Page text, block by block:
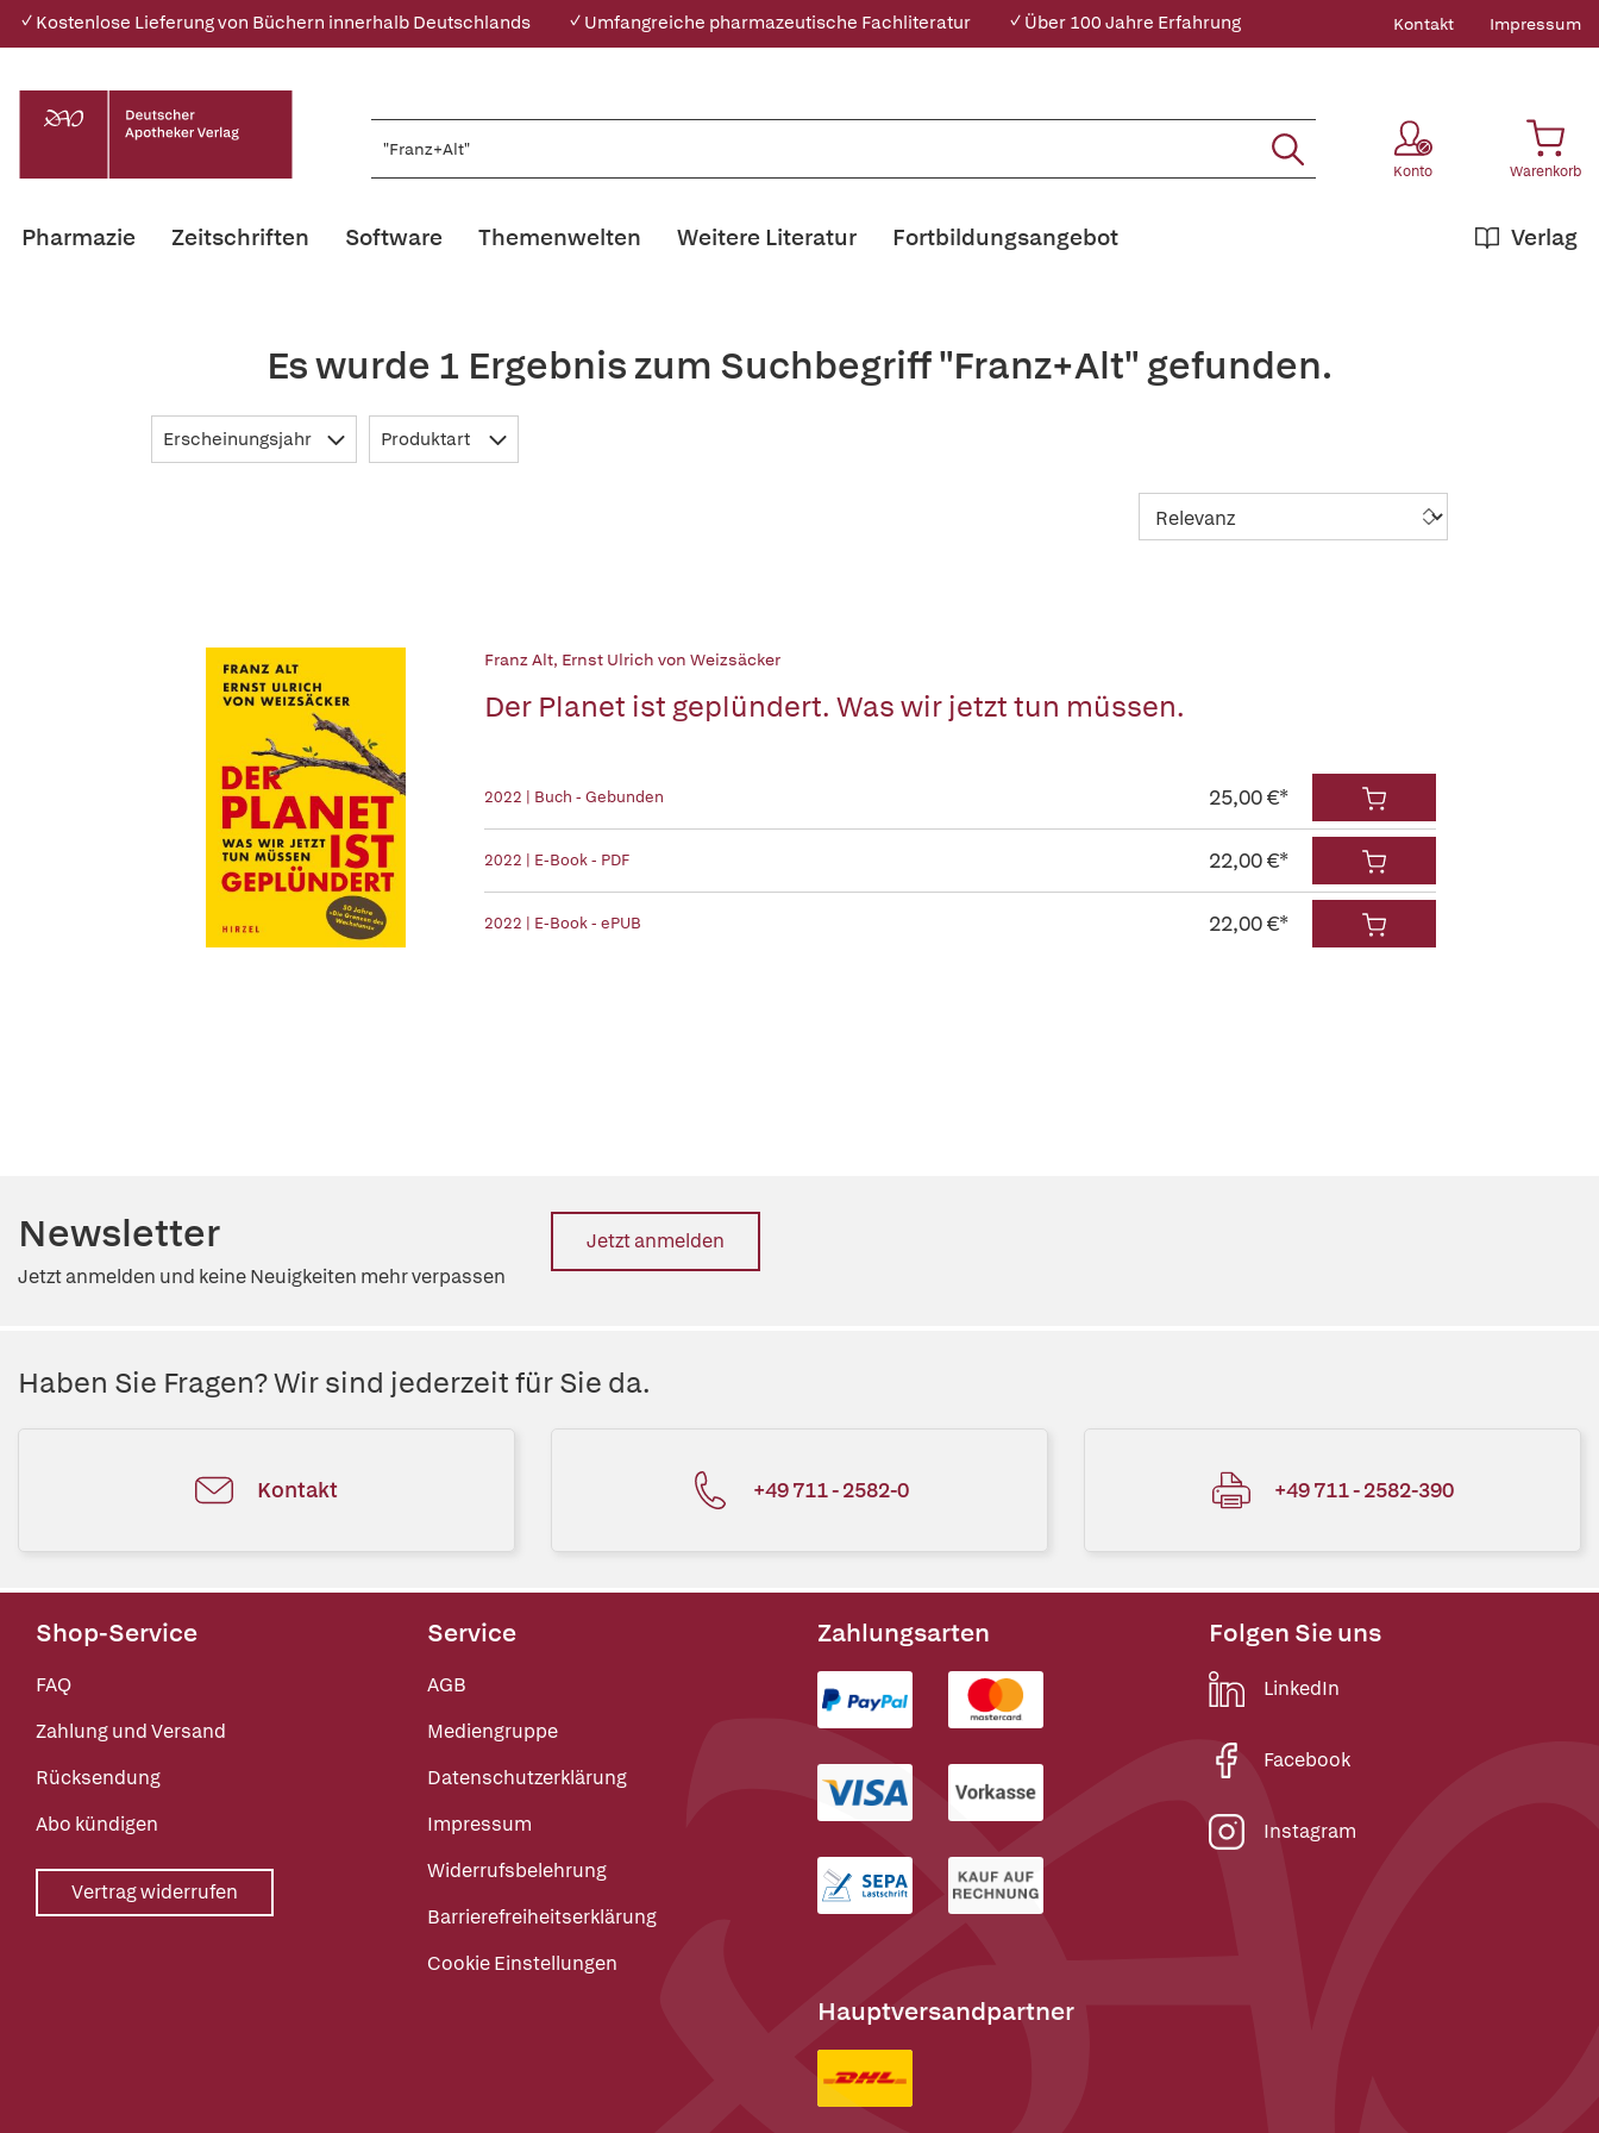
✓ Kostenlose Lieferung von Büchern innerhalb Deutschlands ✓ Umfangreiche pharmazeutische Fachliteratur ✓ Über 100 Jahre Erfahrung Kontakt Impressum
Konto Warenkorb
Pharmazie Zeitschriften Software Themenwelten Weitere Literatur Verlag
Fortbildungsangebot
Es wurde 1 Ergebnis zum Suchbegriff "Franz+Alt" gefunden.
Erscheinungsjahr Produktart
Franz Alt, Ernst Ulrich von Weizsäcker
Der Planet ist geplündert. Was wir jetzt tun müssen.
2022 | Buch - Gebunden 25,00 €*
2022 | E-Book - PDF 22,00 €*
2022 | E-Book - ePUB 22,00 €*
Newsletter
Jetzt anmelden und keine Neuigkeiten mehr verpassen
Jetzt anmelden
Haben Sie Fragen? Wir sind jederzeit für Sie da.
Kontakt +49 711 - 2582-0 +49 711 - 2582-390
Shop-Service
FAQ
Zahlung und Versand
Rücksendung
Abo kündigen
Vertrag widerrufen
Service
AGB
Mediengruppe
Datenschutzerklärung
Impressum
Widerrufsbelehrung
Barrierefreiheitserklärung
Cookie Einstellungen
Zahlungsarten
Hauptversandpartner
Folgen Sie uns
LinkedIn
Facebook
Instagram